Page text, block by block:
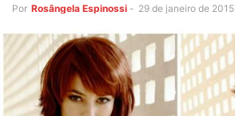
Por Rosângela Espinossi - 29 de janeiro de 2015